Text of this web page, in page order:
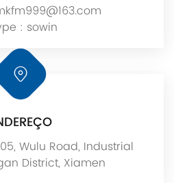
: sowin
Wulu Road, Industrial
District, Xiamen